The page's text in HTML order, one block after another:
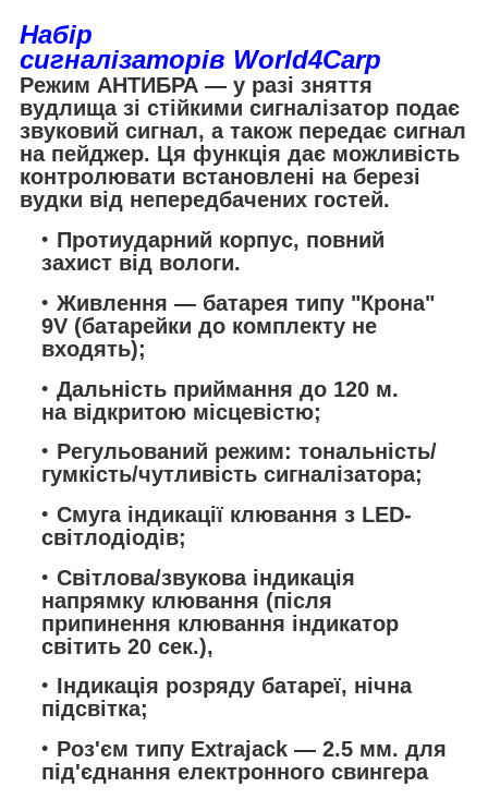
Набір
сигналізаторів World4Carp
Режим АНТИБРА — у разі зняття
вудлища зі стійкими сигналізатор подає
звуковий сигнал, а також передає сигнал
на пейджер. Ця функція дає можливість
контролювати встановлені на березі
вудки від непередбачених гостей.
Протиударний корпус, повний
захист від вологи.
Живлення — батарея типу "Крона"
9V (батарейки до комплекту не
входять);
Дальність приймання до 120 м.
на відкритою місцевістю;
Регульований режим: тональність/
гумкість/чутливість сигналізатора;
Смуга індикації клювання з LED-
світлодіодів;
Світлова/звукова індикація
напрямку клювання (після
припинення клювання індикатор
світить 20 сек.),
Індикація розряду батареї, нічна
підсвітка;
Роз'єм типу Extrajack — 2.5 мм. для
під'єднання електронного свингера